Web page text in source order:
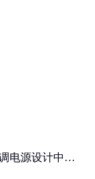
电源设计中的